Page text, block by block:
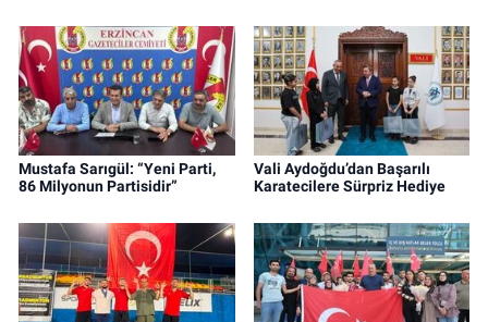
Mustafa Sarıgül: “Yeni Parti,
86 Milyonun Partisidir”
Vali Aydoğdu’dan Başarılı
Karatecilere Sürpriz Hediye